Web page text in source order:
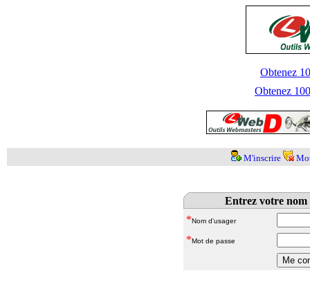
Obtenez
Obtenez
M'inscrire
Entrez votre nom
*Nom d'usager
*Mot de passe